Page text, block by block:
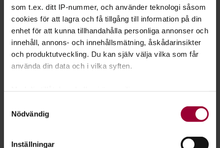
som t.ex. ditt IP-nummer, och använder teknologi såsom
cookies för att lagra och få tillgång till information på din
enhet för att kunna tillhandahålla personliga annonser och
innehåll, annons- och innehållsmätning, åskådarinsikter
och produktutveckling. Du kan själv välja vilka som får
använda din data och i vilka syften.
som kan ha en noggrannhet på upp till flera meter
Nödvändig
Inställningar
Se våra kurser, evenemang och studiecirklar inom
Hjälp för hundklubbar
Halmstad 2026-09-17